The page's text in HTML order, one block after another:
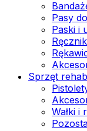
Pasy
Paski i
Sprzęt
Wałki i